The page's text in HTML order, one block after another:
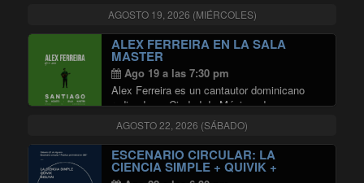
personas transfemeninas (50%),
transmasculinas (80%) y no binaries
(76,5%). Este y otros datos son parte del
“Dossier Informativo Violencia contra …
Continuar leyendo "Dossier Informativo Violencia
AGOSTO 19, 2026 (MIÉRCOLES)
ALEX FERREIRA EN LA SALA
MASTER
Ago 19 a las 7:30 pm
Alex Ferreira es un cantautor dominicano
radicado en Ciudad de México, dos veces
nominado al Latin Grammy (Mejor Nuevo
Artista 2018, Mejor Álbum Cantautor 2022).
Su música transita el folk caribeño, el pop
alternativo y …Continuar leyendo"ALEX FERREIRA
AGOSTO 22, 2026 (SÁBADO)
ESCENARIO CIRCULAR: LA
CIENCIA SIMPLE + QUIVIK +
NISUYAI EN SALA MASTER